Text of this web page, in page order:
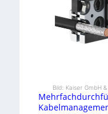
Bild: Kaiser GmbH &